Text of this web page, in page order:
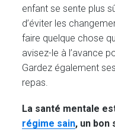
enfant se sente plus
d’éviter les
faire quelque chose
avisez-le à l’avance
Gardez également
repas.
La santé mentale
régime sain, un bon